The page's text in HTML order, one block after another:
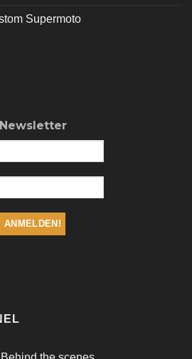
Supermoto
Newsletter